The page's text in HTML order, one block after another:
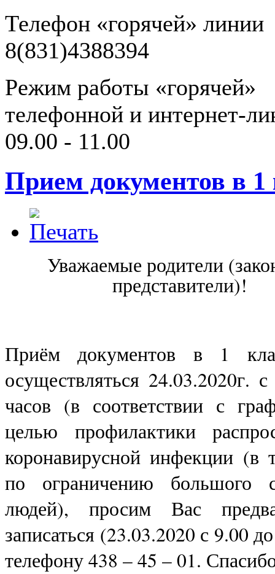
Телефон «горячей»
8(831)4388394
Режим работы «горячей»
телефонной и интернет-
09.00 - 11.00
Прием документов в 1
Уважаемые родители
представители)!
Приём документов в 1
осуществляться 24.03.2020г.
часов (в соответствии с
целью профилактики
коронавирусной инфекции (в
по ограничению большого
людей), просим Вас
записаться (23.03.2020 с 9.00
телефону 438 – 45 – 01.